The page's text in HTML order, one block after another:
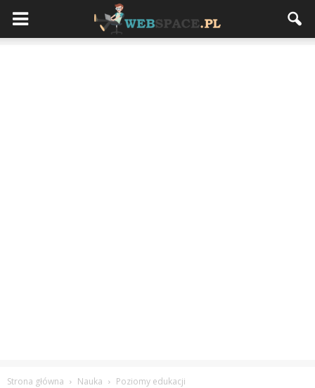
Strona główna Nauka Poziomy edukacji